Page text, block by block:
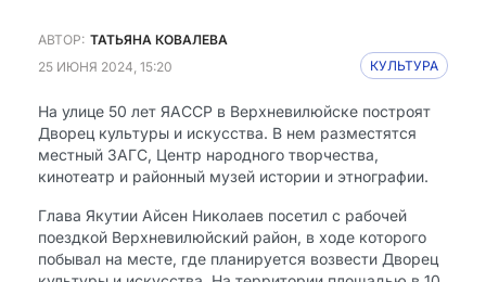
АВТОР: ТАТЬЯНА КОВАЛЕВА
25 ИЮНЯ 2024, 15:20
КУЛЬТУРА
На улице 50 лет ЯАССР в Верхневилюйске построят
Дворец культуры и искусства. В нем разместятся
местный ЗАГС, Центр народного творчества,
кинотеатр и районный музей истории и этнографии.
Глава Якутии Айсен Николаев посетил с рабочей
поездкой Верхневилюйский район, в ходе которого
побывал на месте, где планируется возвести Дворец